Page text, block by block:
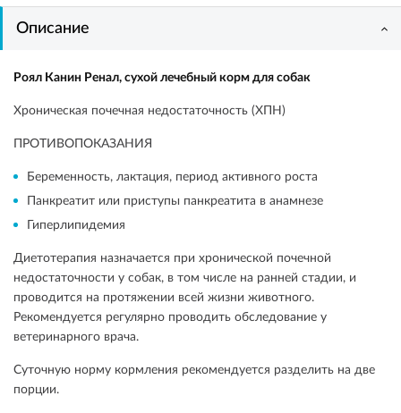
Описание
Роял Канин Ренал, сухой лечебный корм для собак
Хроническая почечная недостаточность (ХПН)
ПРОТИВОПОКАЗАНИЯ
Беременность, лактация, период активного роста
Панкреатит или приступы панкреатита в анамнезе
Гиперлипидемия
Диетотерапия назначается при хронической почечной
недостаточности у собак, в том числе на ранней стадии, и
проводится на протяжении всей жизни животного.
Рекомендуется регулярно проводить обследование у
ветеринарного врача.
Суточную норму кормления рекомендуется разделить на две
порции.